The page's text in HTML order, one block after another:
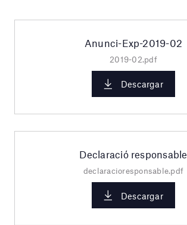
Anunci-Exp-2019-02
2019-02.pdf
Descargar
Declaració responsable
declaracioresponsable.pdf
Descargar